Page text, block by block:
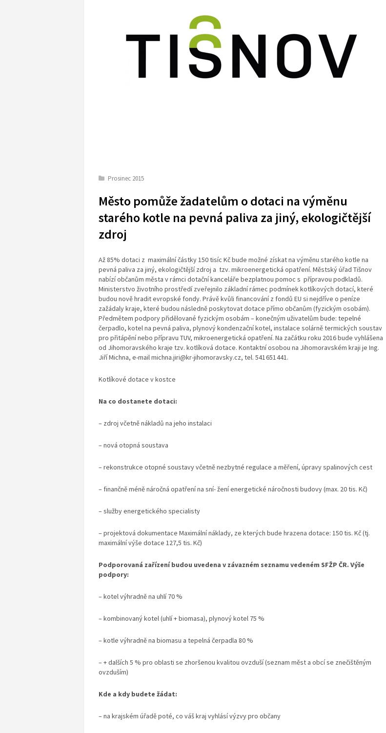
Prosinec 2015
Město pomůže žadatelům o dotaci na výměnu
starého kotle na pevná paliva za jiný, ekologičtější
zdroj
Až 85% dotaci z maximální částky 150 tisíc Kč bude možné získat na výměnu starého kotle na
pevná paliva za jiný, ekologičtější zdroj a tzv. mikroenergetická opatření. Městský úřad Tišnov
nabízí občanům města v rámci dotační kanceláře bezplatnou pomoc s přípravou podkladů.
Ministerstvo životního prostředí zveřejnilo základní rámec podmínek kotlíkových dotací, které
budou nově hradit evropské fondy. Právě kvůli financování z fondů EU si nejdříve o peníze
zažádaly kraje, které budou následně poskytovat dotace přímo občanům (fyzickým osobám).
Předmětem podpory přidělované fyzickým osobám – konečným uživatelům bude: tepelné
čerpadlo, kotel na pevná paliva, plynový kondenzační kotel, instalace solárně termických soustav
pro přitápění nebo přípravu TUV, mikroenergetická opatření. Na začátku roku 2016 bude vyhlášena
od Jihomoravského kraje tzv. kotlíková dotace. Kontaktní osobou na Jihomoravském kraji je Ing.
Jiří Michna, e-mail michna.jiri@kr-jihomoravsky.cz, tel. 541 651 441.
Kotlíkové dotace v kostce
Na co dostanete dotaci:
– zdroj včetně nákladů na jeho instalaci
– nová otopná soustava
– rekonstrukce otopné soustavy včetně nezbytné regulace a měření, úpravy spalinových cest
– finančně méně náročná opatření na sní- žení energetické náročnosti budovy (max. 20 tis. Kč)
– služby energetického specialisty
– projektová dokumentace Maximální náklady, ze kterých bude hrazena dotace: 150 tis. Kč (tj.
maximální výše dotace 127,5 tis. Kč)
Podporovaná zařízení budou uvedena v závazném seznamu vedeném SFŽP ČR. Výše
podpory:
– kotel výhradně na uhlí 70 %
– kombinovaný kotel (uhlí + biomasa), plynový kotel 75 %
– kotle výhradně na biomasu a tepelná čerpadla 80 %
– + dalších 5 % pro oblasti se zhoršenou kvalitou ovzduší (seznam měst a obcí se znečištěným
ovzduším)
Kde a kdy budete žádat:
– na krajském úřadě poté, co váš kraj vyhlásí výzvy pro občany